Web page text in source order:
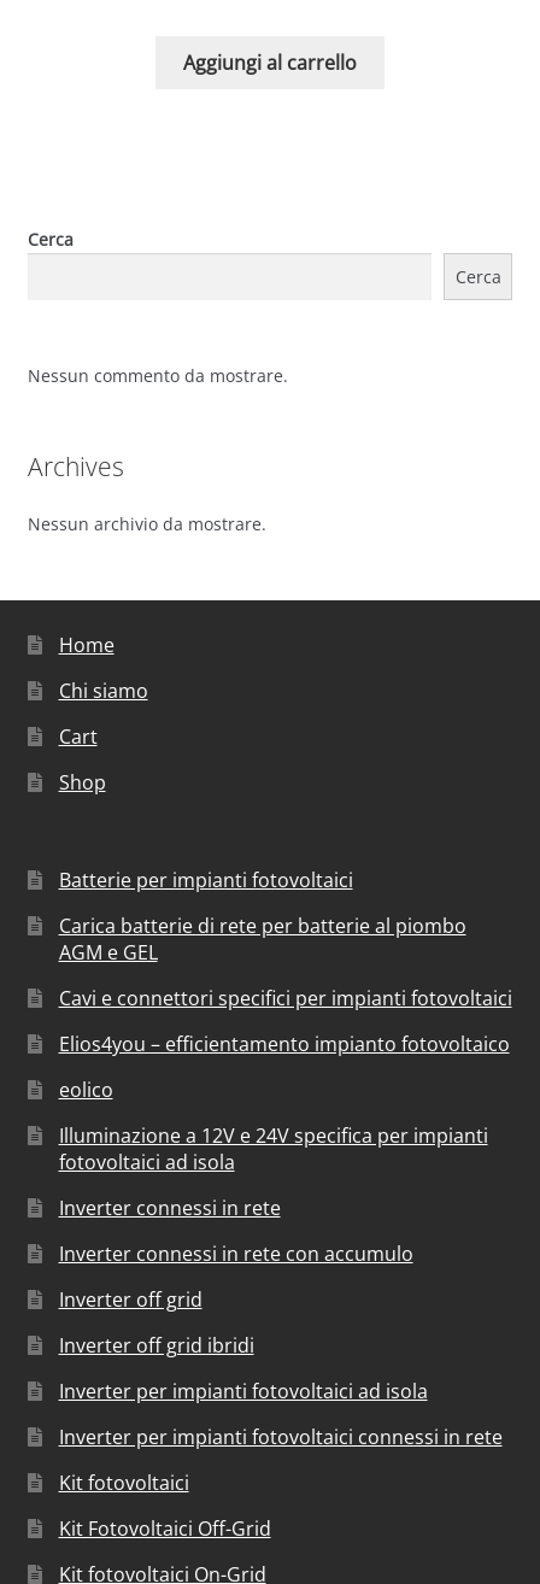
Aggiungi al carrello
Cerca
Cerca
Nessun commento da mostrare.
Archives
Nessun archivio da mostrare.
Home
Chi siamo
Cart
Shop
Batterie per impianti fotovoltaici
Carica batterie di rete per batterie al piombo
AGM e GEL
Cavi e connettori specifici per impianti fotovoltaici
Elios4you – efficientamento impianto fotovoltaico
eolico
Illuminazione a 12V e 24V specifica per impianti
fotovoltaici ad isola
Inverter connessi in rete
Inverter connessi in rete con accumulo
Inverter off grid
Inverter off grid ibridi
Inverter per impianti fotovoltaici ad isola
Inverter per impianti fotovoltaici connessi in rete
Kit fotovoltaici
Kit Fotovoltaici Off-Grid
Kit fotovoltaici On-Grid